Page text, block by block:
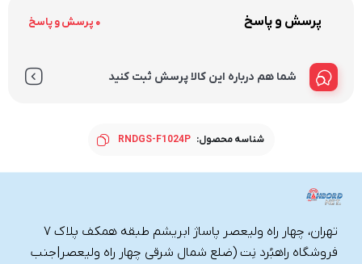
پرسش و پاسخ 0 پرسش و پاسخ
شما هم درباره این کالا پرسش ثبت کنید
شناسه محصول: RNDGS-F1024P
تهران، چهار راه ولیعصر پاساژ ابریشم طبقه همکف پلاک ۷
فروشگاه راهبُرد نِت (ضلع شمال شرقی چهار راه ولیعصر|جنب